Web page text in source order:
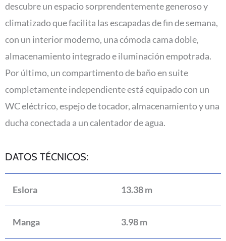
descubre un espacio sorprendentemente generoso y
climatizado que facilita las escapadas de fin de semana,
con un interior moderno, una cómoda cama doble,
almacenamiento integrado e iluminación empotrada.
Por último, un compartimento de baño en suite
completamente independiente está equipado con un
WC eléctrico, espejo de tocador, almacenamiento y una
ducha conectada a un calentador de agua.
DATOS TÉCNICOS:
Eslora 13.38 m
Manga 3.98 m